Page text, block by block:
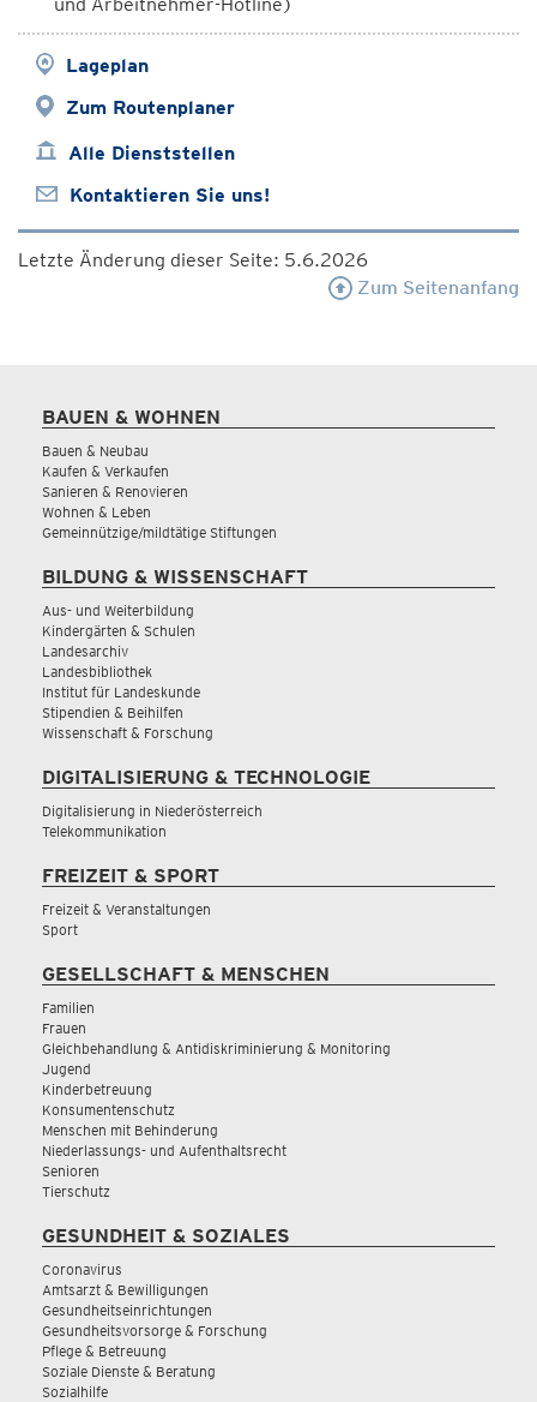
Lageplan
Zum Routenplaner
Alle Dienststellen
Kontaktieren Sie uns!
Letzte Änderung dieser Seite: 5.6.2026
Zum Seitenanfang
BAUEN & WOHNEN
Bauen & Neubau
Kaufen & Verkaufen
Sanieren & Renovieren
Wohnen & Leben
Gemeinnützige/mildtätige Stiftungen
BILDUNG & WISSENSCHAFT
Aus- und Weiterbildung
Kindergärten & Schulen
Landesarchiv
Landesbibliothek
Institut für Landeskunde
Stipendien & Beihilfen
Wissenschaft & Forschung
DIGITALISIERUNG & TECHNOLOGIE
Digitalisierung in Niederösterreich
Telekommunikation
FREIZEIT & SPORT
Freizeit & Veranstaltungen
Sport
GESELLSCHAFT & MENSCHEN
Familien
Frauen
Gleichbehandlung & Antidiskriminierung & Monitoring
Jugend
Kinderbetreuung
Konsumentenschutz
Menschen mit Behinderung
Niederlassungs- und Aufenthaltsrecht
Senioren
Tierschutz
GESUNDHEIT & SOZIALES
Coronavirus
Amtsarzt & Bewilligungen
Gesundheitseinrichtungen
Gesundheitsvorsorge & Forschung
Pflege & Betreuung
Soziale Dienste & Beratung
Sozialhilfe